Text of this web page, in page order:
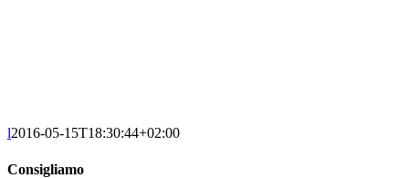
l2016-05-15T18:30:44+02:00
Consigliamo